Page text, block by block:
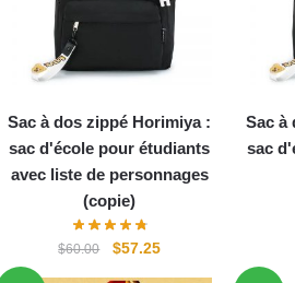
Sac à dos zippé Horimiya :
sac d'école pour étudiants
avec liste de personnages
(copie)
$60.00
Le
$57.25Le
Sac à
sac